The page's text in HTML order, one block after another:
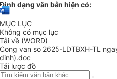
Định dạng văn bản hiện có:
MỤC LỤC
Không có mục lục
Tải về (WORD)
Cong van so 2625-LDTBXH-TL
dinh).doc
Tải lược đồ